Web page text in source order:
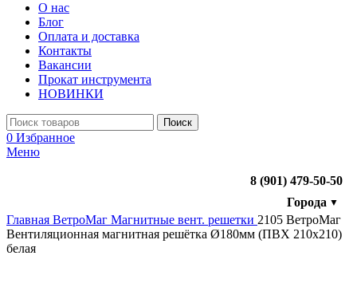
О нас
Блог
Оплата и доставка
Контакты
Вакансии
Прокат инструмента
НОВИНКИ
Поиск
0 Избранное
Меню
8 (901) 479-50-50
Города ▼
Главная ВетроМаг Магнитные вент. решетки 2105 ВетроМаг
Вентиляционная магнитная решётка Ø180мм (ПВХ 210х210)
белая